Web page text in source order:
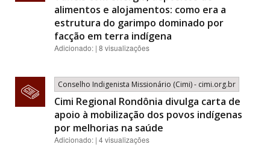
alimentos e alojamentos: como era a
estrutura do garimpo dominado por
facção em terra indígena
Adicionado: | 8 visualizações
Conselho Indigenista Missionário (Cimi) - cimi.org.br
Cimi Regional Rondônia divulga carta de
apoio à mobilização dos povos indígenas
por melhorias na saúde
Adicionado: | 4 visualizações